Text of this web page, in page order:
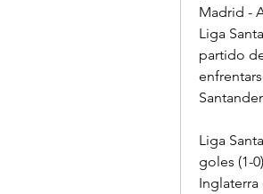
Madrid -
Liga
partido
Liga
goles (1-